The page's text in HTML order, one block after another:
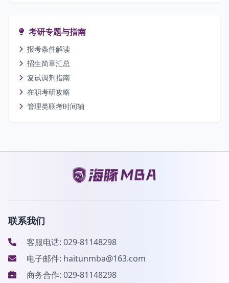
考研专题与指南
报考条件解读
招生简章汇总
复试调剂指南
在职考研攻略
管理类联考时间轴
联系我们
客服电话: 029-81148298
电子邮件: haitunmba@163.com
商务合作: 029-81148298